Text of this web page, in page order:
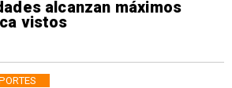
alcanzan máximos
vistos